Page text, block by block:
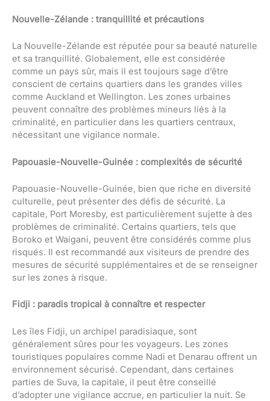
Nouvelle-Zélande : tranquillité et précautions
La Nouvelle-Zélande est réputée pour sa beauté naturelle
et sa tranquillité. Globalement, elle est considérée
comme un pays sûr, mais il est toujours sage d’être
conscient de certains quartiers dans les grandes villes
comme Auckland et Wellington. Les zones urbaines
peuvent connaître des problèmes mineurs liés à la
criminalité, en particulier dans les quartiers centraux,
nécessitant une vigilance normale.
Papouasie-Nouvelle-Guinée : complexités de sécurité
Papouasie-Nouvelle-Guinée, bien que riche en diversité
culturelle, peut présenter des défis de sécurité. La
capitale, Port Moresby, est particulièrement sujette à des
problèmes de criminalité. Certains quartiers, tels que
Boroko et Waigani, peuvent être considérés comme plus
risqués. Il est recommandé aux visiteurs de prendre des
mesures de sécurité supplémentaires et de se renseigner
sur les zones à risque.
Fidji : paradis tropical à connaître et respecter
Les îles Fidji, un archipel paradisiaque, sont
généralement sûres pour les voyageurs. Les zones
touristiques populaires comme Nadi et Denarau offrent un
environnement sécurisé. Cependant, dans certaines
parties de Suva, la capitale, il peut être conseillé
d’adopter une vigilance accrue, en particulier la nuit. Se